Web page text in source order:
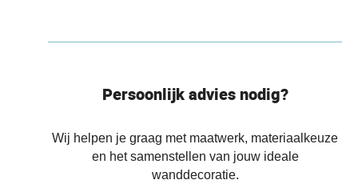
Persoonlijk advies nodig?
Wij helpen je graag met maatwerk, materiaalkeuze
en het samenstellen van jouw ideale
wanddecoratie.